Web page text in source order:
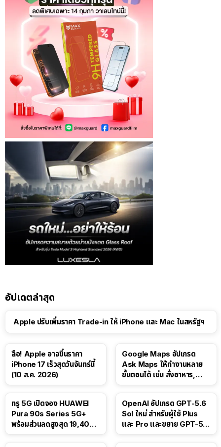
อัปเดตล่าสุด
Apple ปรับเพิ่มราคา Trade-in ให้ iPhone และ Mac ในสหรัฐฯ
ลือ! Apple อาจขึ้นราคา
iPhone 17 เร็วสุดวันจันทร์นี้
(10 ส.ค. 2026)
Google Maps อัปเกรด
Ask Maps ให้ทำงานหลาย
ขั้นตอนได้ เช่น สั่งอาหาร,
ทรู 5G เปิดจอง HUAWEI
Pura 90s Series 5G+
พร้อมส่วนลดสูงสุด 19,400
OpenAI อัปเกรด GPT-5.6
Sol ใหม่ สำหรับผู้ใช้ Plus
และ Pro และขยาย GPT-5.6